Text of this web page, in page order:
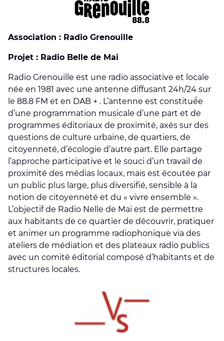
Association : Radio Grenouille
Projet : Radio Belle de Mai
Radio Grenouille est une radio associative et locale
née en 1981 avec une antenne diffusant 24h/24 sur
le 88.8 FM et en DAB + . L’antenne est constitué́e
d’une programmation musicale d’une part et de
programmes éditoriaux de proximité, axés sur des
questions de culture urbaine, de quartiers, de
citoyenneté, d’écologie d’autre part. Elle partage
l’approche participative et le souci d’un travail de
proximité des médias locaux, mais est écoutée par
un public plus large, plus diversifié, sensible à la
notion de citoyenneté et du « vivre ensemble ».
L’objectif de Radio Nelle de Mai est de permettre
aux habitants de ce quartier de découvrir, pratiquer
et animer un programme radiophonique via des
ateliers de médiation et des plateaux radio publics
avec un comité éditorial composé d’habitants et de
structures locales.